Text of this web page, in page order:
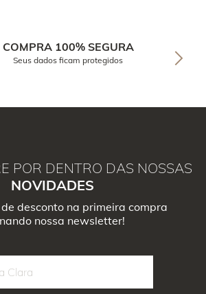
COMPRA 100% SEGURA
Seus dados ficam protegidos
POR DENTRO DAS NOSSAS
NOVIDADES
desconto na primeira compra
nossa newsletter!